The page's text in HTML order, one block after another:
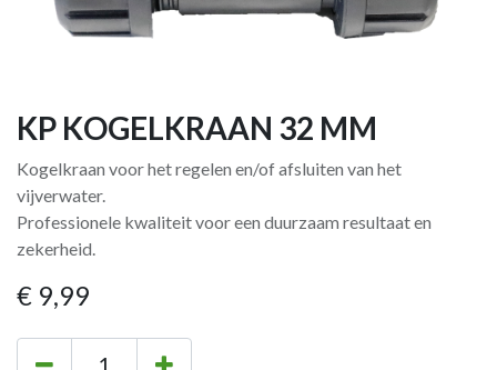
KP KOGELKRAAN 32 MM
Kogelkraan voor het regelen en/of afsluiten van het
vijverwater.
Professionele kwaliteit voor een duurzaam resultaat en
zekerheid.
€ 9,99